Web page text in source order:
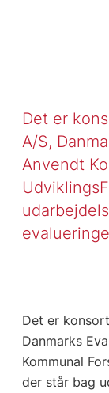
Det er
A/S,
Anvendt
Det er
Danmarks
Kommunal
der står bag